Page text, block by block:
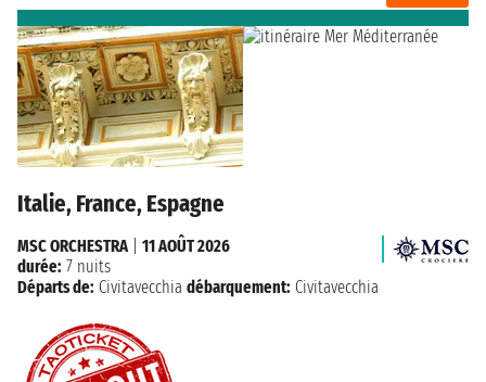
Italie, France, Espagne
MSC ORCHESTRA
11 AOÛT 2026
durée: 7 nuits
Départs de: Civitavecchia débarquement: Civitavecchia